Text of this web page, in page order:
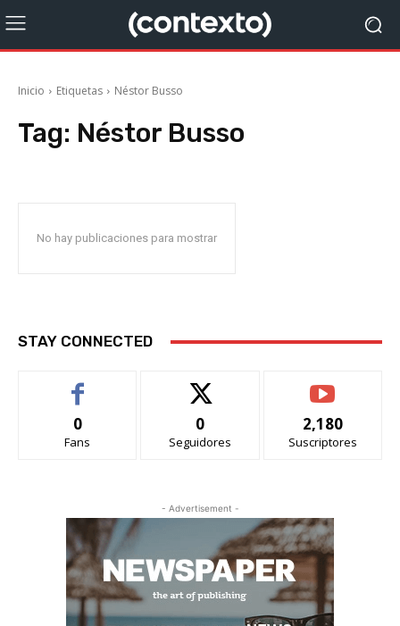
Inicio Etiquetas Néstor Busso
Tag: Néstor Busso
No hay publicaciones para mostrar
STAY CONNECTED
0
Fans
0
Seguidores
2,180
Suscriptores
- Advertisement -